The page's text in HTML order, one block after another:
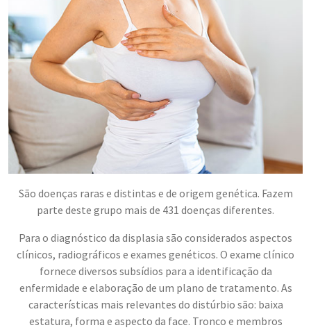
São doenças raras e distintas e de origem genética. Fazem
parte deste grupo mais de 431 doenças diferentes.
Para o diagnóstico da displasia são considerados aspectos
clínicos, radiográficos e exames genéticos. O exame clínico
fornece diversos subsídios para a identificação da
enfermidade e elaboração de um plano de tratamento. As
características mais relevantes do distúrbio são: baixa
estatura, forma e aspecto da face. Tronco e membros